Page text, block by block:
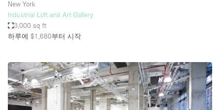
New York
Industrial Loft and Art Gallery
3,000 sq ft
하루에 $1,680부터 시작